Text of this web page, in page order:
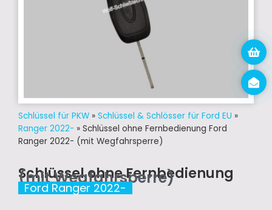
Schlüssel für PKW » Schlüssel & Schlösser für Ford EU »
Ranger 2022- » Schlüssel ohne Fernbedienung Ford
Ranger 2022- (mit Wegfahrsperre)
Schlüssel ohne Fernbedienung
(mit Wegfahrsperre)
Ford Ranger 2022-